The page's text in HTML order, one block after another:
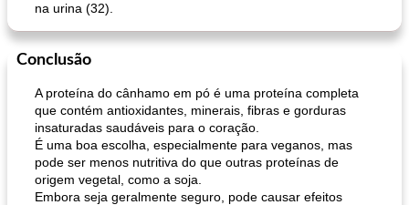
na urina (32).
Conclusão
A proteína do cânhamo em pó é uma proteína completa
que contém antioxidantes, minerais, fibras e gorduras
insaturadas saudáveis ​​para o coração.
É uma boa escolha, especialmente para veganos, mas
pode ser menos nutritiva do que outras proteínas de
origem vegetal, como a soja.
Embora seja geralmente seguro, pode causar efeitos